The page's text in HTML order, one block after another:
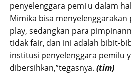
penyelenggara pemilu dalam
Mimika bisa
play, sedangkan para
tidak fair, dan ini adalah bibit-
institusi penyelenggara pemilu
dibersihkan,”tegasnya. (tim)